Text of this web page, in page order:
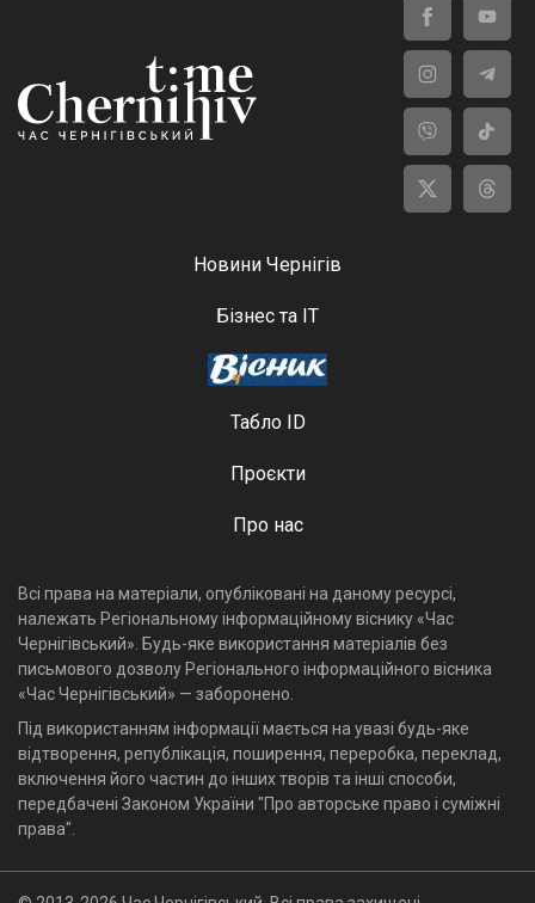
Новини Чернігів
Бізнес та ІТ
Табло ID
Проєкти
Про нас
Всі права на матеріали, опубліковані на даному ресурсі,
належать Регіональному інформаційному віснику «Час
Чернігівський». Будь-яке використання матеріалів без
письмового дозволу Регіонального інформаційного вісника
«Час Чернігівський» — заборонено.
Під використанням інформації мається на увазі будь-яке
відтворення, републікація, поширення, переробка, переклад,
включення його частин до інших творів та інші способи,
передбачені Законом України "Про авторське право і суміжні
права".